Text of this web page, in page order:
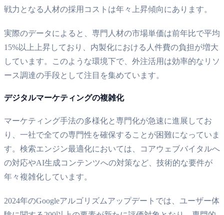
戦力となる人材の採用コストは年々上昇傾向にあります。
実際のデータによると、専門人材の市場単価は前年比で平均
15%以上上昇しており、内製化における人件費の負担が増大
しています。このような環境下で、外注活用は効率的なリソ
ース調達の手段として注目を集めています。
デジタルマーケティングの複雑化
マーケティング手法の多様化と専門化が急速に進展してお
り、一社で全ての専門性を確保することが困難になっていま
す。検索エンジン最適化においては、コアウェブバイタルへ
の対応やAI生成コンテンツへの対策など、技術的な要件が
年々複雑化しています。
2024年のGoogleアルゴリズムアップデートでは、ユーザー体